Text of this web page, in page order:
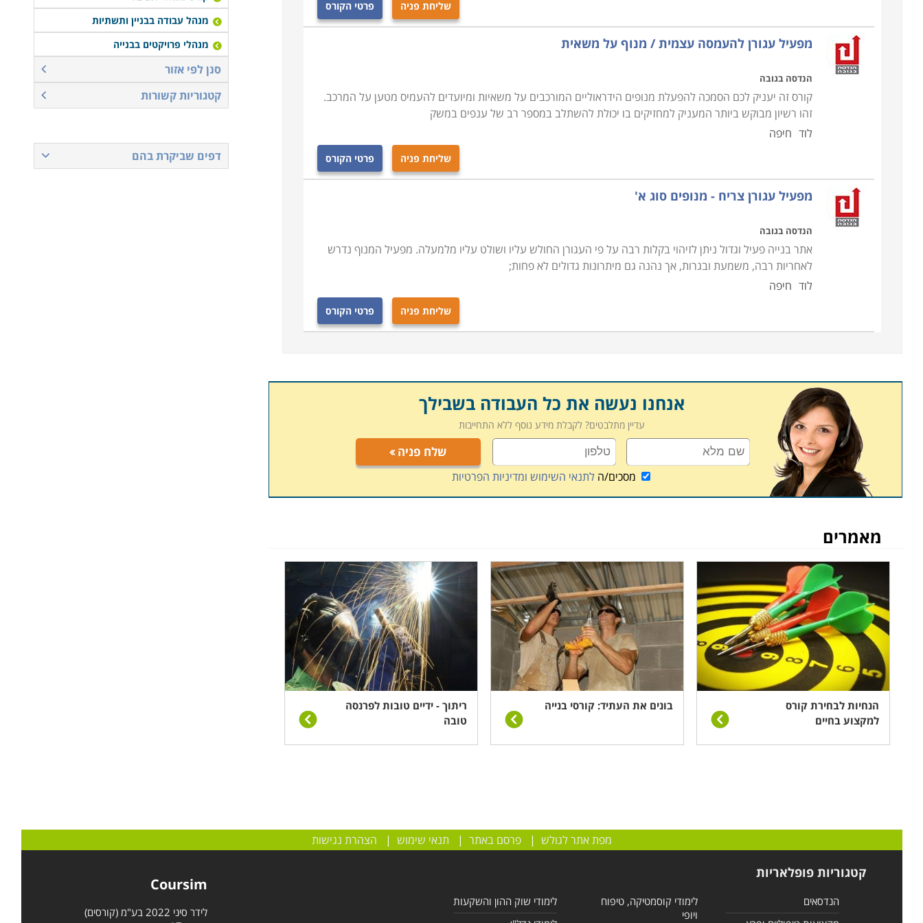
למי מיועד הקורס
קורס עגורן מיועד למפעילים פעילים העוסקים בעבודה זו כבר תקופה, אך במסגרת מדיניות ההכשרה והרענון של
המעסיק שלהם הם נדרשים לעבור קורס. כמו כן, הקורס מתאים לאנשים המיועדים לעבוד כמפעילים בתעשייה או
נמלים. בנוסף, הקורס מומלץ לכל אדם העובד בסביבה של מנוף ומנהל עימו אינטראקציה ישירה במהלך העבודה.
יכולתו של עובד לדעת מה עובר על מפעיל העגורן, כיצד לתקשר איתו וכיצד להכווין אותו מרחוק, הוא כלי חשוב מאוד על
מנת ליצור עבודה יעילה ורצופה
שליחת פניה פרטי הקורס
מפעיל עגורן להעמסה עצמית / מנוף על משאית
הנדסה בגובה
קורס זה יעניק לכם הסמכה להפעלת מנופים הידראוליים המורכבים על משאיות ומיועדים להעמיס מטען על המרכב.
זהו רשיון מבוקש ביותר המעניק למחזיקים בו יכולת להשתלב במספר רב של ענפים במשק
לוד חיפה
שליחת פניה פרטי הקורס
מפעיל עגורן צריח - מנופים סוג א'
הנדסה בגובה
אתר בנייה פעיל וגדול ניתן לזיהוי בקלות רבה על פי העגורן החולש עליו ושולט עליו מלמעלה. מפעיל המנוף נדרש
לאחריות רבה, משמעת ובגרות, אך נהנה גם מיתרונות גדולים לא פחות;
לוד חיפה
שליחת פניה פרטי הקורס
אנחנו נעשה את כל העבודה בשבילך
עדיין מתלבטים? לקבלת מידע נוסף ללא התחייבות
שלח פניה
מסכים/הלתנאי השימוש ומדיניות הפרטיות
מאמרים
הנחיות לבחירת קורס
למקצוע בחיים
בונים את העתיד: קורסי בנייה
ריתוך - ידיים טובות לפרנסה
טובה
מנהל עבודה בבניין ותשתיות
מנהלי פרויקטים בבנייה
סנן לפי אזור
קטגוריות קשורות
דפים שביקרת בהם
מפת אתר לגולש |פרסם באתר | תנאי שימוש | הצהרת נגישות
קטגוריות פופלאריות
הנדסאים
לימודי קוסמטיקה, טיפוח
ויופי
לימודי שוק ההון והשקעות
Coursim
לידר סיני 2022 בע"מ (קורסים)